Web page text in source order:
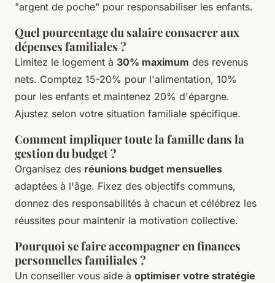
"argent de poche" pour responsabiliser les enfants.
Quel pourcentage du salaire consacrer aux
dépenses familiales ?
Limitez le logement à 30% maximum des revenus
nets. Comptez 15-20% pour l'alimentation, 10%
pour les enfants et maintenez 20% d'épargne.
Ajustez selon votre situation familiale spécifique.
Comment impliquer toute la famille dans la
gestion du budget ?
Organisez des réunions budget mensuelles
adaptées à l'âge. Fixez des objectifs communs,
donnez des responsabilités à chacun et célébrez les
réussites pour maintenir la motivation collective.
Pourquoi se faire accompagner en finances
personnelles familiales ?
Un conseiller vous aide à optimiser votre stratégie